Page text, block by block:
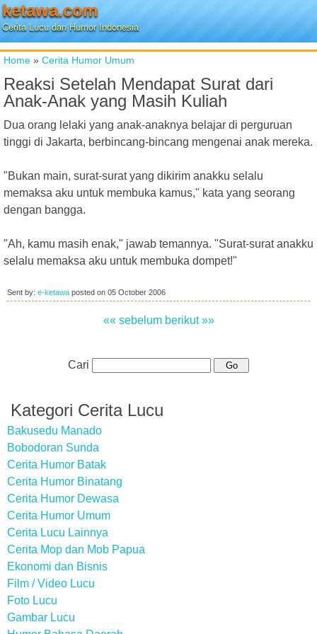
ketawa.com
Cerita Lucu dan Humor Indonesia
Home » Cerita Humor Umum
Reaksi Setelah Mendapat Surat dari
Anak-Anak yang Masih Kuliah
Dua orang lelaki yang anak-anaknya belajar di perguruan
tinggi di Jakarta, berbincang-bincang mengenai anak mereka.
"Bukan main, surat-surat yang dikirim anakku selalu
memaksa aku untuk membuka kamus," kata yang seorang
dengan bangga.
"Ah, kamu masih enak," jawab temannya. "Surat-surat anakku
selalu memaksa aku untuk membuka dompet!"
Sent by: e-ketawa posted on 05 October 2006
«« sebelum berikut »»
Cari
Kategori Cerita Lucu
Bakusedu Manado
Bobodoran Sunda
Cerita Humor Batak
Cerita Humor Binatang
Cerita Humor Dewasa
Cerita Humor Umum
Cerita Lucu Lainnya
Cerita Mop dan Mob Papua
Ekonomi dan Bisnis
Film / Video Lucu
Foto Lucu
Gambar Lucu